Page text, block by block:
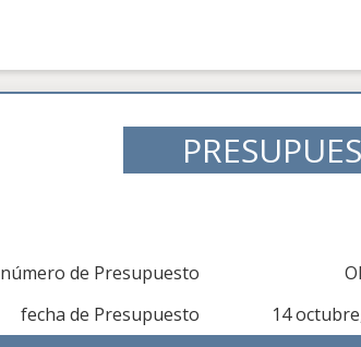
número de Presupuesto
fecha de Presupuesto
14